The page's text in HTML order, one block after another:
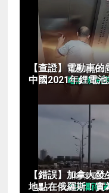
【查證】電動車
中國2021年鋰電
【錯誤】加拿大
地點在俄羅斯！實